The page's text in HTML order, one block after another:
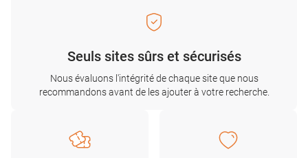
Seuls sites sûrs et sécurisés
Nous évaluons l'intégrité de chaque site que nous
recommandons avant de les ajouter à votre recherche.